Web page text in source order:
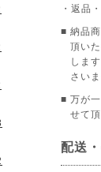
・返品
■ 納品
頂い
しま
さいま
■ 万が
せて
配送